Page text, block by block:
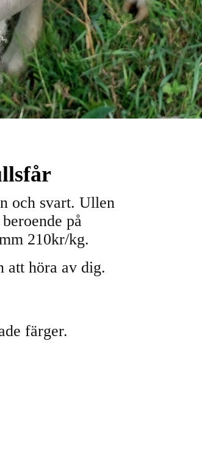
och svart. Ullen
på
210kr/kg.
att höra av dig.
färger.